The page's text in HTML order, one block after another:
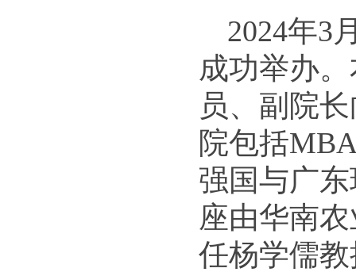
2024年3
成功举办
员、副院
院包括
强国与广
座由华南
任杨学儒